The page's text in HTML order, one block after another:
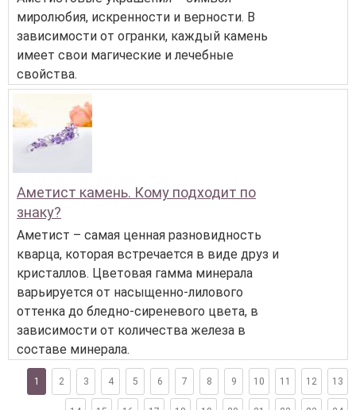
миролюбия, искренности и верности. В
зависимости от огранки, каждый камень
имеет свои магические и лечебные
свойства.
Аметист камень. Кому подходит по
знаку?
Аметист – самая ценная разновидность
кварца, которая встречается в виде друз и
кристаллов. Цветовая гамма минерала
варьируется от насыщенно-лилового
оттенка до бледно-сиреневого цвета, в
зависимости от количества железа в
составе минерала.
1 2 3 4 5 6 7 8 9 10 11 12 13